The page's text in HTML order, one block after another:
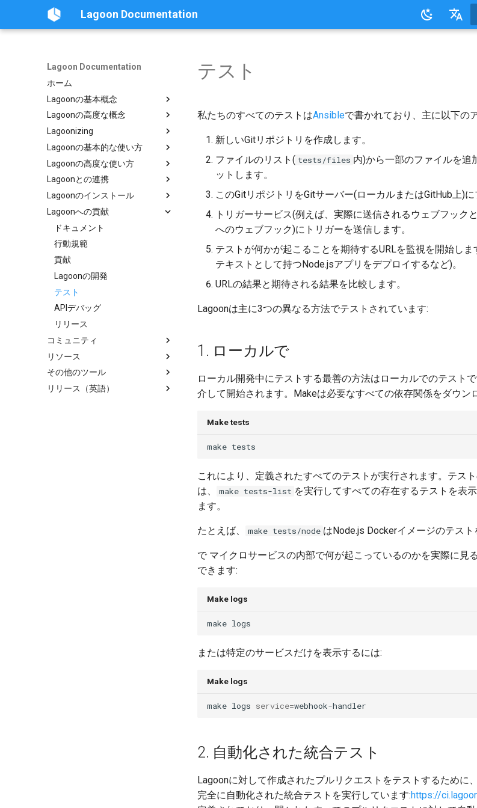
Lagoon Documentation
Lagoon Documentation
ホーム
Lagoonの基本概念
概要
.lagoon.yml
docker-compose.yml
ビルドとデプロイプロセス
Lagoonの構成要素
ユーザー
グループ
プロジェクト
通知
デプロイターゲット
組織
ロール
Lagoonの高度な概念
概要
サービスタイプ
Storage Types
環境タイプ
環境変数
環境のアイドリング
バックアップ
ベースイメージ
ワークフロー
フィーチャーフラグ
Lagoonizing
Lagoonizing Your Exisiting Site
Dockerイメージ
Commons
MariaDB
MongoDB
MySQL
Node.js
NGINX
OpenSearch
PHP-CLI
PHP-FPM
Python
PostgreSQL
RabbitMQ
Ruby
Solr
アプリケーションの設定
概要
オプション
Drupal
概要
サービス
概要
MariaDB
NGINX
PHP-cli
Redis
Solr
Varnish
ステップバイステップ -
準備
Drupalの初回デプロイ
Drush 9
サブフォルダ
PHPUnitとPhpStorm
自動更新
Laravel
概要
WordPress
概要
Node.jsベース
概要
PHPベース
概要
Pythonベース
概要
Rubyベース
概要
その他
概要
Lagoonの基本的な使い方
概要
ローカル開発環境
新しいプロジェクトのセットア
Webhooksの設定
初回デプロイ
Lagoonビルドエラーと警告
本番環境への移行
Lagoonの高度な使い方
概要
Active/Standby
デプロイのトリガー
プライベートリポジトリ
SimpleSAML
プロジェクトのデフォルトユー
ザーとSSHキー
トダウン
LagoonでのXdebugの設定
カスタムタスク
DeployTargetの設定
Retention Policies
Blackfire
Lagoonとの連携
UIの使用
組織との連携
GraphQL
SSH
GraphQL API
ロールベースのアクセス制御
ログの理解
ロギング
Lagoonのインストール
要件
Bulk storage Provisioner
Harborのインストール
Lagoon Coreのインストール
Lagoon Remoteのインストー
Lagoon CLIのインストール
GraphQLによるクエリ
プロジェクトのデプロイ
グループの追加
Lagoonへの貢献
ドキュメント
行動規範
貢献
Lagoonの開発
テスト
APIデバッグ
リリース
コミュニティ
行動規範
コミュニティサポート
参加ガイドライン
リソース
FAQ
用語集
その他のツール
Sail on Lagoon
リリース（英語）
テスト
私たちのすべてのテストはAnsibleで書かれており、主に以下の
新しいGitリポジトリを作成します。
ファイルのリスト( tests/files 内)から一部のファイルを追
ットします。
このGitリポジトリをGitサーバー(ローカルまたはGitHub上)に
トリガーサービス(例えば、実際に送信されるウェブフック
へのウェブフック)にトリガーを送信します。
テストが何かが起こることを期待するURLを監視を開始し
テキストとして持つNode.jsアプリをデプロイするなど)。
URLの結果と期待される結果を比較します。
Lagoonは主に3つの異なる方法でテストされています:
1. ローカルで
ローカル開発中にテストする最善の方法はローカルでのテスト
介して開始されます。Makeは必要なすべての依存関係をダウン
Make tests
make
これにより、定義されたすべてのテストが実行されます。テス
は、
make tests-list を実行してすべての存在するテストを表
ます。
たとえば、 make tests/node はNode.js Dockerイメージのテスト
で マイクロサービスの内部で何が起こっているのかを実際に見る
できます:
Make logs
make
または特定のサービスだけを表示するには:
Make logs
make logs service=
2. 自動化された統合テスト
Lagoonに対して作成されたプルリクエストをテストするために
完全に自動化された統合テストを実行しています:https://